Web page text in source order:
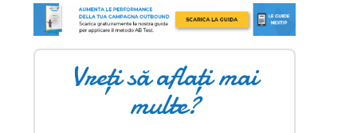
Vreți să aflați mai
multe?